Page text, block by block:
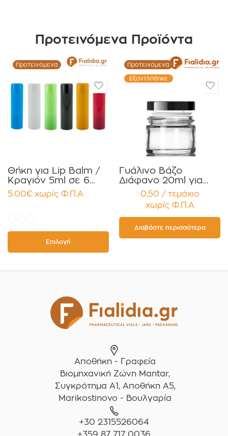
Προτεινόμενα Προϊόντα
Προτεινόμενα
Θήκη για Lip Balm /
Κραγιόν 5ml σε 6
χρώματα Πακέτο
10τεμ.
5.00€ χωρίς Φ.Π.Α
Επιλογή
Προτεινόμενα
Εξαντλήθηκε
Γυάλινο Βάζο
Διάφανο 20ml για
Κρέμες και
Κηραλοιφές με
Μαύρο Γυαλιστερό
Καπάκι Παρέμβυσμα
Συσκευασία 12
τεμαχίων
0,50 / τεμάχιο
χωρίς Φ.Π.Α
Διαβάστε περισσότερα
Αποθήκη - Γραφεία
Βιομηχανική Ζώνη Mantar,
Συγκρότημα A1, Αποθήκη Α5,
Marikostinovo - Βουλγαρία
+30 2315526064